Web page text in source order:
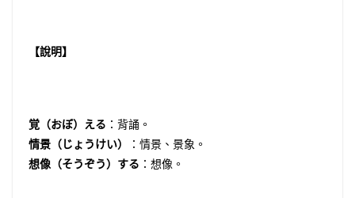
【說明】
覚（おぼ）える ：背誦。
情景（じょうけい）
：情景、景象。
想像（そうぞう）する ：想像。